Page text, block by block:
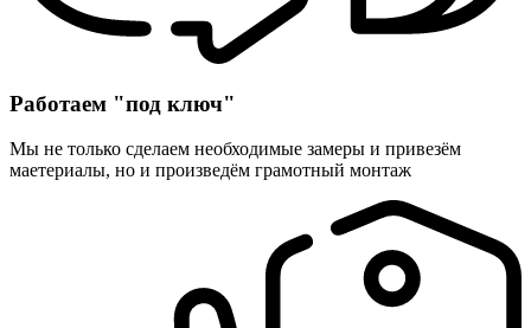
Работаем "под ключ"
Мы не только сделаем необходимые замеры и привезём
маетериалы, но и произведём грамотный монтаж